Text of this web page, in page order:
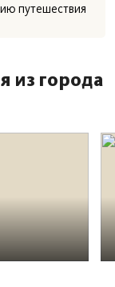
путешествия
из города